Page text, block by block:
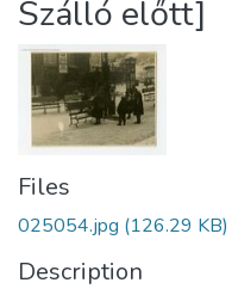
About us
Szálló előtt]
Files
025054.jpg (126.29 KB)
Description